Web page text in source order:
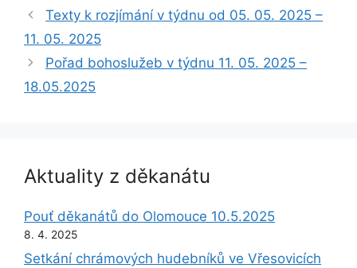
Texty k rozjímání v týdnu od 05. 05. 2025 –
11. 05. 2025
Pořad bohoslužeb v týdnu 11. 05. 2025 –
18.05.2025
Aktuality z děkanátu
Pouť děkanátů do Olomouce 10.5.2025
8. 4. 2025
Setkání chrámových hudebníků ve Vřesovicích